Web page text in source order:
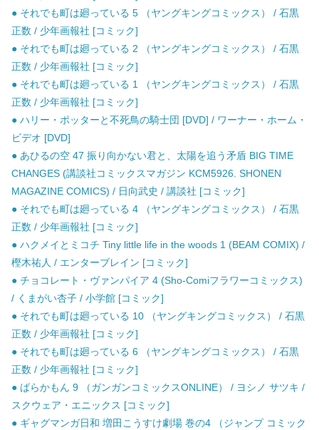
● それでも町は廻っている 5 （ヤングキングコミックス） / 石黒
正数 / 少年画報社 [コミック]
● それでも町は廻っている 2 （ヤングキングコミックス） / 石黒
正数 / 少年画報社 [コミック]
● それでも町は廻っている 1 （ヤングキングコミックス） / 石黒
正数 / 少年画報社 [コミック]
● ハリー・ポッターと不死鳥の騎士団 [DVD] / ワーナー・ホーム・
ビデオ [DVD]
● あひるの空 47 振り向かない君と、太陽を追う矛盾 BIG TIME
CHANGES (講談社コミックスマガジン KCM5926. SHONEN
MAGAZINE COMICS) / 日向武史 / 講談社 [コミック]
● それでも町は廻っている 4 （ヤングキングコミックス） / 石黒
正数 / 少年画報社 [コミック]
● ハクメイとミコチ Tiny little life in the woods 1 (BEAM COMIX) /
樫木祐人 / エンターブレイン [コミック]
● チョコレート・ヴァンパイア 4 (Sho-Comiフラワーコミックス)
/ くまがい杏子 / 小学館 [コミック]
● それでも町は廻っている 10 （ヤングキングコミックス） / 石黒
正数 / 少年画報社 [コミック]
● それでも町は廻っている 6 （ヤングキングコミックス） / 石黒
正数 / 少年画報社 [コミック]
● ばらかもん 9 （ガンガンコミックスONLINE） / ヨシノ サツキ /
スクウェア・エニックス [コミック]
● ギャグマンガ日和 増田こうすけ劇場 巻の4 （ジャンプ コミック